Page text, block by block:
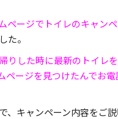
ページでトイレのキャン
た。
帰りした時に最新のトイレ
ージを見つけたんでお電
キャンペーン内容をご